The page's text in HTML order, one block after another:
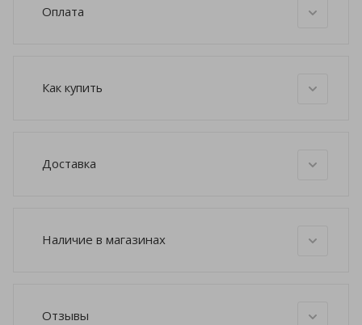
Оплата
Как купить
Доставка
Наличие в магазинах
Отзывы